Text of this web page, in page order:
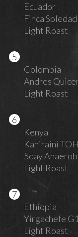
Ecuador
Finca
Light Roast
Colombia
Andres
Light Roast
Kenya
Kahiraini
5day
Light Roast
Ethiopia
Yirgachefe
Light Roast